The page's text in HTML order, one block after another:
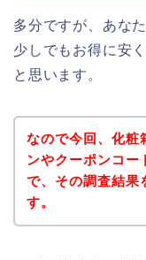
多分ですが、あな
少しでもお得に安
と思います。
なので今回、化粧
ンやクーポンコー
で、その調査結果
す。